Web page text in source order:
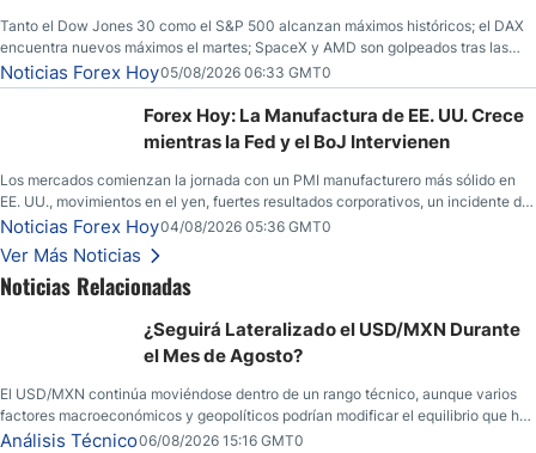
Tanto el Dow Jones 30 como el S&P 500 alcanzan máximos históricos; el DAX
encuentra nuevos máximos el martes; SpaceX y AMD son golpeados tras las
llamadas de ganancias; el petróleo crudo cae por debajo de los $80 con nuevas
esperanzas; el dólar estadounidense continúa intentando estabilizarse frente al
yen; el peso mexicano ve un repunte a medida que las tasas caen en EE. UU.
Noticias Forex Hoy05/08/2026 06:33 GMT0
Forex Hoy: La Manufactura de EE. UU. Crece
mientras la Fed y el BoJ Intervienen
Los mercados comienzan la jornada con un PMI manufacturero más sólido en
EE. UU., movimientos en el yen, fuertes resultados corporativos, un incidente de
seguridad en Bitcoin y nuevas señales desde el mercado del petróleo.
Noticias Forex Hoy04/08/2026 05:36 GMT0
Ver Más Noticias
Noticias Relacionadas
¿Seguirá Lateralizado el USD/MXN Durante
el Mes de Agosto?
El USD/MXN continúa moviéndose dentro de un rango técnico, aunque varios
factores macroeconómicos y geopolíticos podrían modificar el equilibrio que ha
dominado al mercado en las últimas semanas.
Análisis Técnico06/08/2026 15:16 GMT0